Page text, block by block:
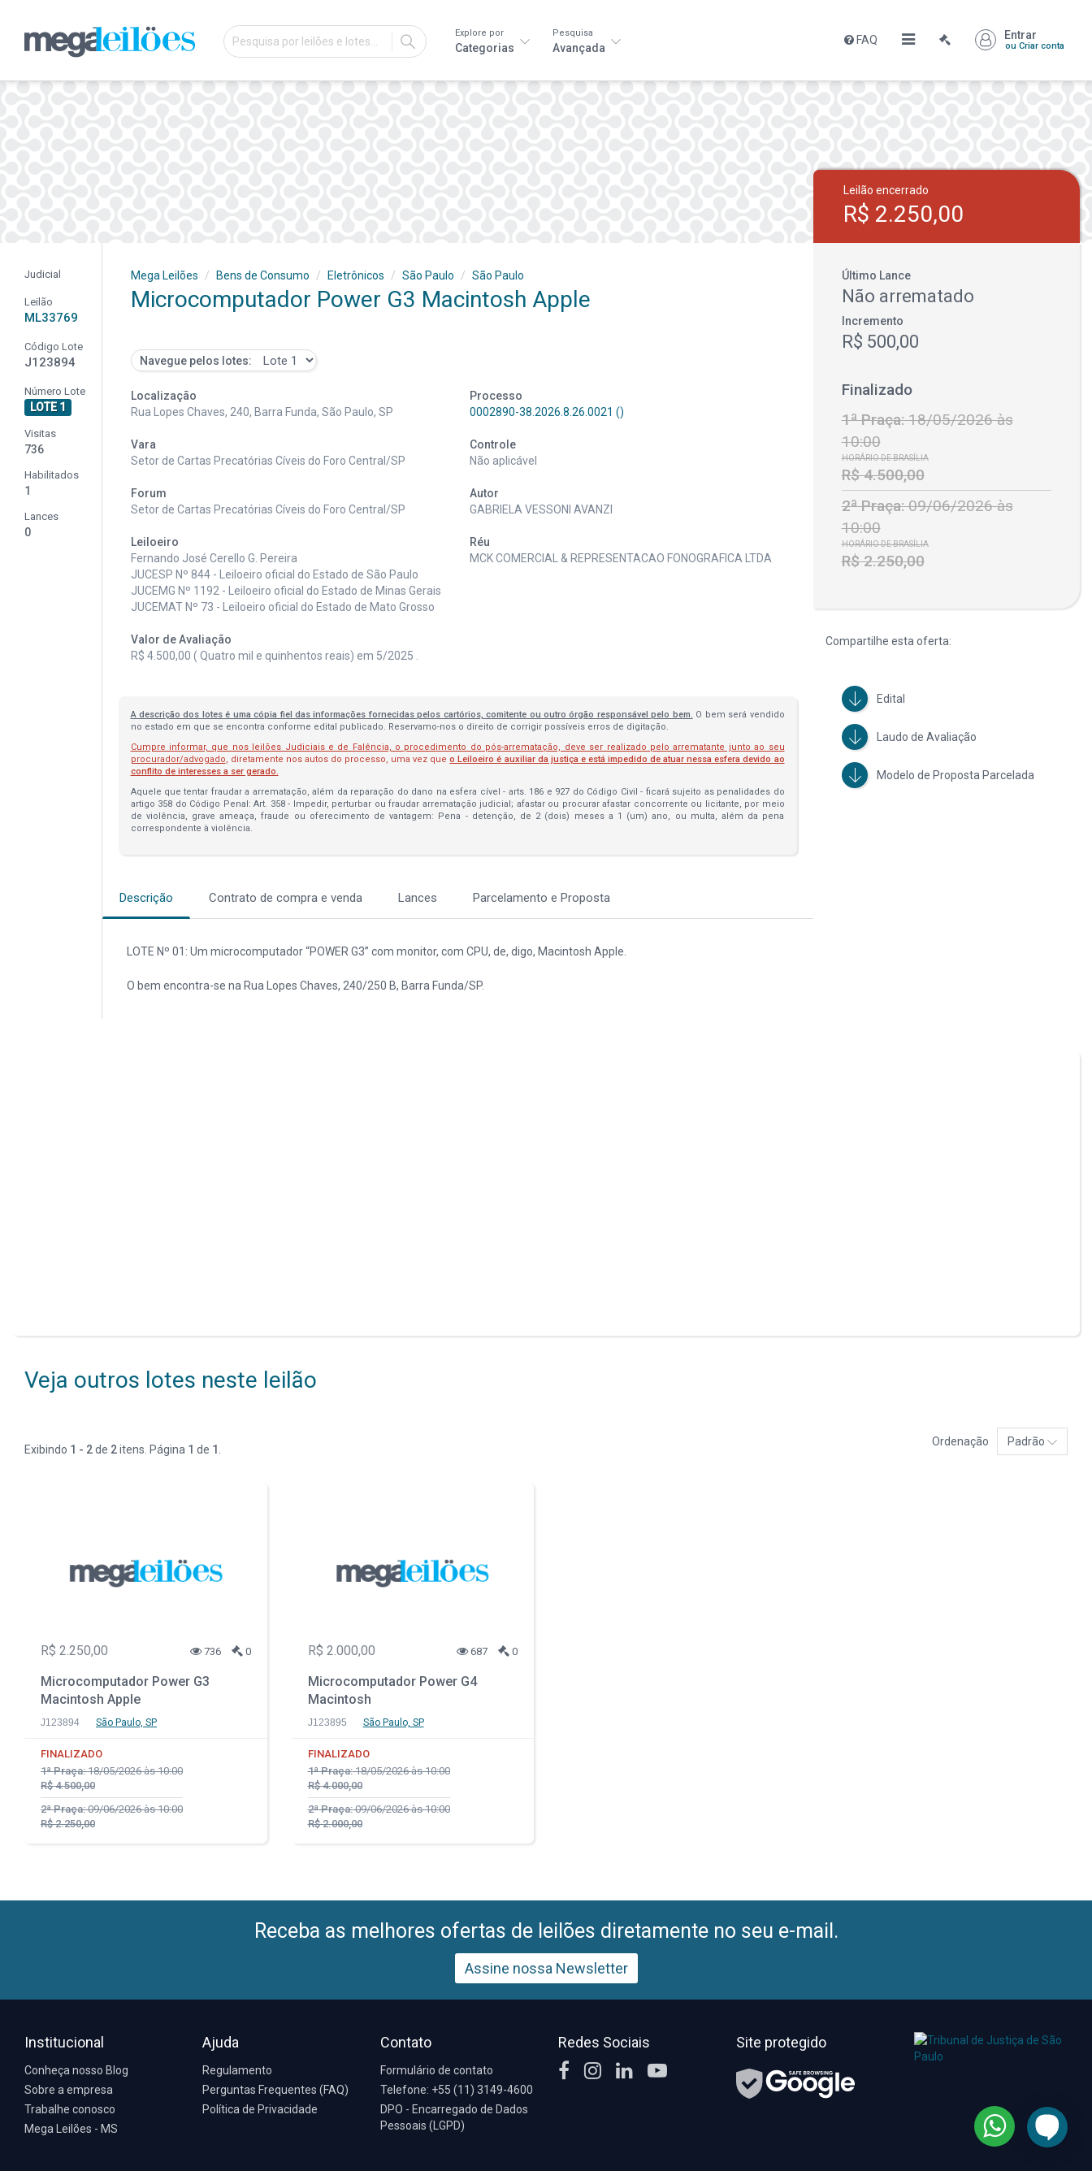
IR
Explore por
Categorias
Pesquisa
Avançada
FAQ Entrar
ou Criar conta
Leilão encerrado
R$ 2.250,00
Judicial
Leilão
ML33769
Código Lote
J123894
Número Lote
LOTE 1
Visitas
736
Habilitados
1
Lances
0
Mega Leilões Bens de Consumo Eletrônicos São Paulo São Paulo
Microcomputador Power G3 Macintosh Apple
Navegue pelos lotes:
Localização
Rua Lopes Chaves, 240, Barra Funda, São Paulo, SP
Vara
Setor de Cartas Precatórias Cíveis do Foro Central/SP
Forum
Setor de Cartas Precatórias Cíveis do Foro Central/SP
Leiloeiro
Fernando José Cerello G. Pereira
JUCESP Nº 844 - Leiloeiro oficial do Estado de São Paulo
JUCEMG Nº 1192 - Leiloeiro oficial do Estado de Minas Gerais
JUCEMAT Nº 73 - Leiloeiro oficial do Estado de Mato Grosso
Processo
0002890-38.2026.8.26.0021 ()
Controle
Não aplicável
Autor
GABRIELA VESSONI AVANZI
Réu
MCK COMERCIAL & REPRESENTACAO FONOGRAFICA LTDA
Valor de Avaliação
R$ 4.500,00 ( Quatro mil e quinhentos reais) em 5/2025 .
A descrição dos lotes é uma cópia fiel das informações fornecidas pelos cartórios, comitente ou outro órgão responsável pelo bem. O bem será vendido
no estado em que se encontra conforme edital publicado. Reservamo-nos o direito de corrigir possíveis erros de digitação.
Cumpre informar, que nos leilões Judiciais e de Falência, o procedimento do pós-arrematação, deve ser realizado pelo arrematante junto ao seu
procurador/advogado, diretamente nos autos do processo, uma vez queo Leiloeiro é auxiliar da justiça e está impedido de atuar nessa esfera devido ao
conflito de interesses a ser gerado.
Aquele que tentar fraudar a arrematação, além da reparação do dano na esfera cível - arts. 186 e 927 do Código Civil - ficará sujeito as penalidades do
artigo 358 do Código Penal: Art. 358 - Impedir, perturbar ou fraudar arrematação judicial; afastar ou procurar afastar concorrente ou licitante, por meio
de violência, grave ameaça, fraude ou oferecimento de vantagem: Pena - detenção, de 2 (dois) meses a 1 (um) ano, ou multa, além da pena
correspondente à violência.
Descrição Contrato de compra e venda Lances Parcelamento e Proposta
LOTE Nº 01: Um microcomputador “POWER G3” com monitor, com CPU, de, digo, Macintosh Apple.
O bem encontra-se na Rua Lopes Chaves, 240/250 B, Barra Funda/SP.
Último Lance
Não arrematado
Incremento
R$ 500,00
Finalizado
1ª Praça:18/05/2026 às
10:00
HORÁRIO DE BRASÍLIA
R$ 4.500,00
2ª Praça:09/06/2026 às
10:00
HORÁRIO DE BRASÍLIA
R$ 2.250,00
Compartilhe esta oferta:
Edital
Laudo de Avaliação
Modelo de Proposta Parcelada
Veja outros lotes neste leilão
Exibindo 1 - 2de 2itens. Página 1 de 1
Ordenação Padrão
R$ 2.250,00 736 0
Microcomputador Power G3
Macintosh Apple
J123894 São Paulo, SP
FINALIZADO
1ª Praça:18/05/2026 às 10:00
R$ 4.500,00
2ª Praça:09/06/2026 às 10:00
R$ 2.250,00
R$ 2.000,00 687 0
Microcomputador Power G4
Macintosh
J123895 São Paulo, SP
FINALIZADO
1ª Praça:18/05/2026 às 10:00
R$ 4.000,00
2ª Praça:09/06/2026 às 10:00
R$ 2.000,00
Receba as melhores ofertas de leilões diretamente no seu e-mail.
Assine nossa Newsletter
Institucional
Conheça nosso Blog
Sobre a empresa
Trabalhe conosco
Mega Leilões - MS
Ajuda
Regulamento
Perguntas Frequentes (FAQ)
Política de Privacidade
Contato
Formulário de contato
Telefone: +55 (11) 3149-4600
DPO - Encarregado de Dados
Pessoais (LGPD)
Redes Sociais Site protegido